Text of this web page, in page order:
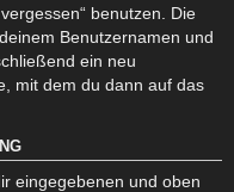
benutzen. Die
Benutzernamen und
ein neu
mit dem du dann auf das
eingegebenen und oben